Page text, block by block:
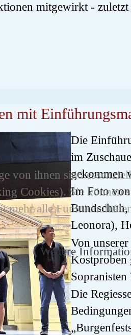
mitgewirkt - zuletzt
mit
Die
im
gekommen
Im Foto
Leonora),
Von
Kostproben
Die
von ihnen sind
Cookies). Sie können
mehr alle
Weitere